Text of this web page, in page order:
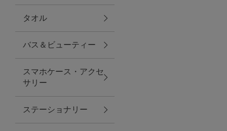
キッチン・ダイニング
ダイニング
キッチン
タオル
バス＆ビューティー
スマホケース・アクセ
サリー
ステーショナリー